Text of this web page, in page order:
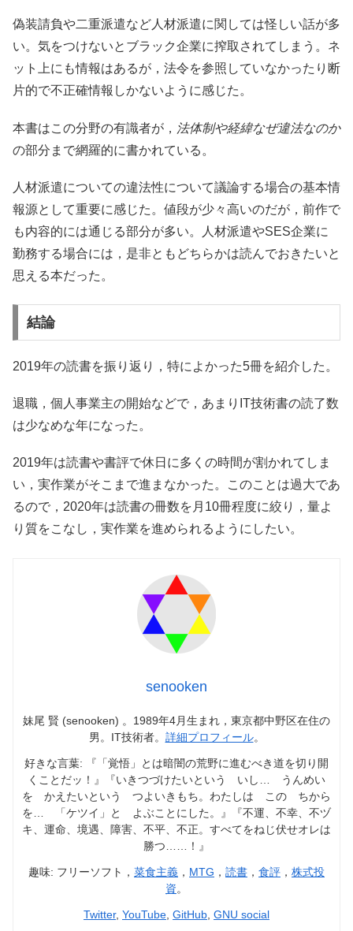
偽装請負や二重派遣など人材派遣に関しては怪しい話が多
い。気をつけないとブラック企業に搾取されてしまう。ネ
ット上にも情報はあるが，法令を参照していなかったり断
片的で不正確情報しかないように感じた。
本書はこの分野の有識者が， 法体制や経緯なぜ違法なのか
の部分まで網羅的に書かれている。
人材派遣についての違法性について議論する場合の基本情
報源として重要に感じた。値段が少々高いのだが，前作で
も内容的には通じる部分が多い。人材派遣やSES企業に
勤務する場合には，是非ともどちらかは読んでおきたいと
思える本だった。
結論
2019年の読書を振り返り，特によかった5冊を紹介した。
退職，個人事業主の開始などで，あまりIT技術書の読了数
は少なめな年になった。
2019年は読書や書評で休日に多くの時間が割かれてしま
い，実作業がそこまで進まなかった。このことは過大であ
るので，2020年は読書の冊数を月10冊程度に絞り，量よ
り質をこなし，実作業を進められるようにしたい。
senooken
妹尾 賢 (senooken) 。1989年4月生まれ，東京都中野区在住の
男。IT技術者。 詳細プロフィール。
好きな言葉: 『「覚悟」とは暗闇の荒野に進むべき道を切り開
くことだッ！』『いきつづけたいという いし… うんめい
を かえたいという つよいきもち。わたしは この ちから
を… 「ケツイ」と よぶことにした。』『不運、不幸、不ヅ
キ、運命、境遇、障害、不平、不正。すべてをねじ伏せオレは
勝つ……！』
趣味: フリーソフト， 菜食主義 ， MTG ， 読書 ， 食評 ， 株式投
資。
Twitter, YouTube GitHub GNU social